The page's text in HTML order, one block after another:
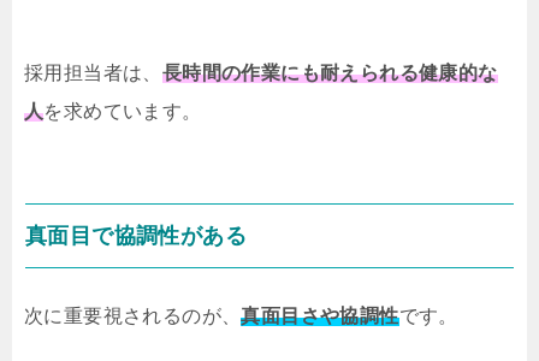
採用担当者は、 長時間の作業にも耐えられる健康的な
人を求めています。
真面目で協調性がある
次に重要視されるのが、真面目さや協調性です。